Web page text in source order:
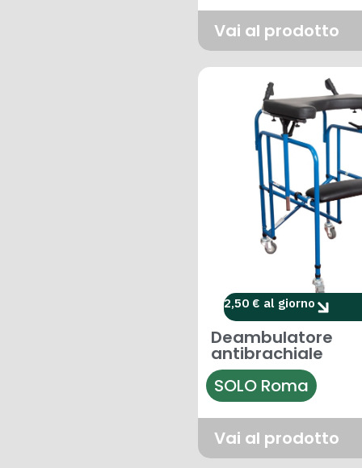
Vai al prodotto
2,50 € al giorno
Deambulatore
antibrachiale
SOLO Roma
Vai al prodotto